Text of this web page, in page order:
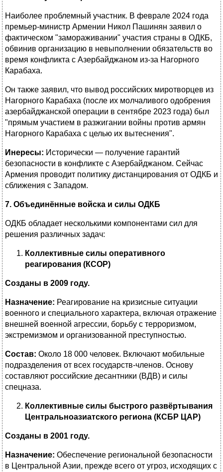
Наиболее проблемный участник. В феврале 2024 года
премьер-министр Армении Никол Пашинян заявил о
фактическом "замораживании" участия страны в ОДКБ,
обвинив организацию в невыполнении обязательств во
время конфликта с Азербайджаном из-за Нагорного
Карабаха.
Он также заявил, что вывод российских миротворцев из
Нагорного Карабаха (после их молчаливого одобрения
азербайджанской операции в сентябре 2023 года) был
"прямым участием в разжигании войны против армян
Нагорного Карабаха с целью их вытеснения".
Инересы: Исторически — получение гарантий
безопасности в конфликте с Азербайджаном. Сейчас
Армения проводит политику дистанцирования от ОДКБ и
сближения с Западом.
7. Объединённые войска и силы ОДКБ
ОДКБ обладает несколькими компонентами сил для
решения различных задач:
Коллективные силы оперативного
реагирования (КСОР)
Созданы в 2009 году.
Назначение: Реагирование на кризисные ситуации
военного и специального характера, включая отражение
внешней военной агрессии, борьбу с терроризмом,
экстремизмом и организованной преступностью.
Состав: Около 18 000 человек. Включают мобильные
подразделения от всех государств-членов. Основу
составляют российские десантники (ВДВ) и силы
спецназа.
Коллективные силы быстрого развёртывания
Центральноазиатского региона (КСБР ЦАР)
Созданы в 2001 году.
Назначение: Обеспечение региональной безопасности
в Центральной Азии, прежде всего от угроз, исходящих с